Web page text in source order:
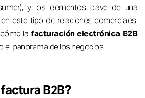
y los elementos clave de una
en este tipo de relaciones comerciales.
la facturación electrónica B2B
el panorama de los negocios.
B2B?